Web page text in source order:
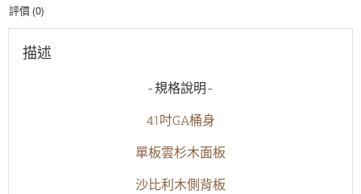
吉
評價 (0)
描述
-規格說明-
41吋GA桶身
單板雲杉木面板
沙比利木側背板